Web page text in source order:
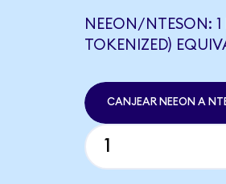
NEEON/NTESON: 1
TOKENIZED)
CANJEAR NEEON A